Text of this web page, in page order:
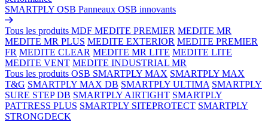
SMARTPLY OSB Panneaux OSB innovants
Tous les produits MDF MEDITE PREMIER MEDITE MR
MEDITE MR PLUS MEDITE EXTERIOR MEDITE PREMIER
FR MEDITE CLEAR MEDITE MR LITE MEDITE LITE
MEDITE VENT MEDITE INDUSTRIAL MR
Tous les produits OSB SMARTPLY MAX SMARTPLY MAX
T&G SMARTPLY MAX DB SMARTPLY ULTIMA SMARTPLY
SURE STEP DB SMARTPLY AIRTIGHT SMARTPLY
PATTRESS PLUS SMARTPLY SITEPROTECT SMARTPLY
STRONGDECK